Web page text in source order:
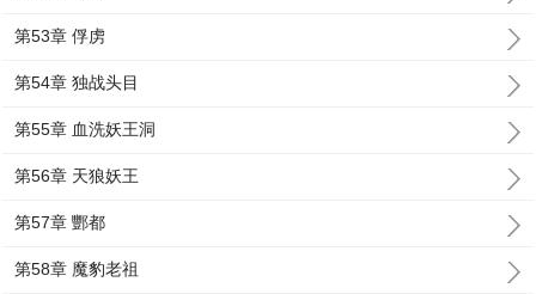
第53章 俘虏
第54章 独战头目
第55章 血洗妖王洞
第56章 天狼妖王
第57章 酆都
第58章 魔豹老祖